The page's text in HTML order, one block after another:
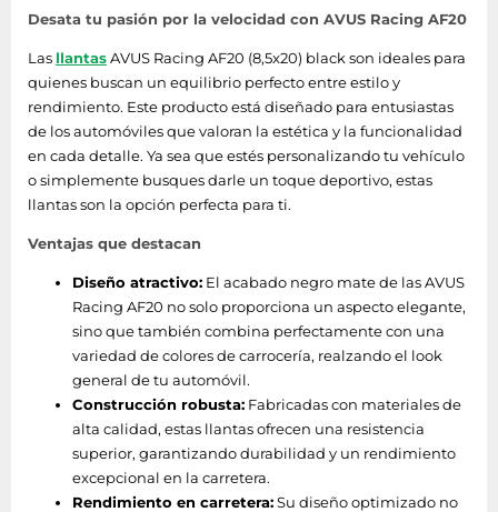
Desata tu pasión por la velocidad con AVUS Racing AF20
Las llantasAVUS Racing AF20 (8,5x20) black son ideales para
quienes buscan un equilibrio perfecto entre estilo y
rendimiento. Este producto está diseñado para entusiastas
de los automóviles que valoran la estética y la funcionalidad
en cada detalle. Ya sea que estés personalizando tu vehículo
o simplemente busques darle un toque deportivo, estas
llantas son la opción perfecta para ti.
Ventajas que destacan
Diseño atractivo: El acabado negro mate de las AVUS
Racing AF20 no solo proporciona un aspecto elegante,
sino que también combina perfectamente con una
variedad de colores de carrocería, realzando el look
general de tu automóvil.
Construcción robusta: Fabricadas con materiales de
alta calidad, estas llantas ofrecen una resistencia
superior, garantizando durabilidad y un rendimiento
excepcional en la carretera.
Rendimiento en carretera:Su diseño optimizado no